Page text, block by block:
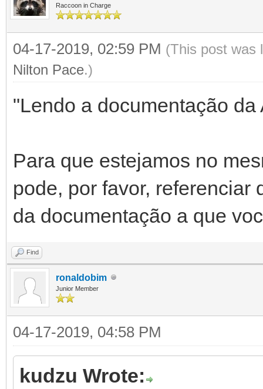
Raccoon in Charge
04-17-2019, 02:59 PM (This post was
Nilton Pace.)
"Lendo a documentação
Para que estejamos no
pode, por favor,
da documentação a que
Find
ronaldobim
Junior Member
04-17-2019, 04:58 PM
kudzu Wrote: